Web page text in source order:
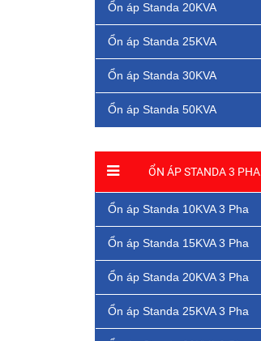
Ổn áp Standa 20KVA
Ổn áp Standa 25KVA
Ổn áp Standa 30KVA
Ổn áp Standa 50KVA
ỔN ÁP STANDA 3 PHA
Ổn áp Standa 10KVA 3 Pha
Ổn áp Standa 15KVA 3 Pha
Ổn áp Standa 20KVA 3 Pha
Ổn áp Standa 25KVA 3 Pha